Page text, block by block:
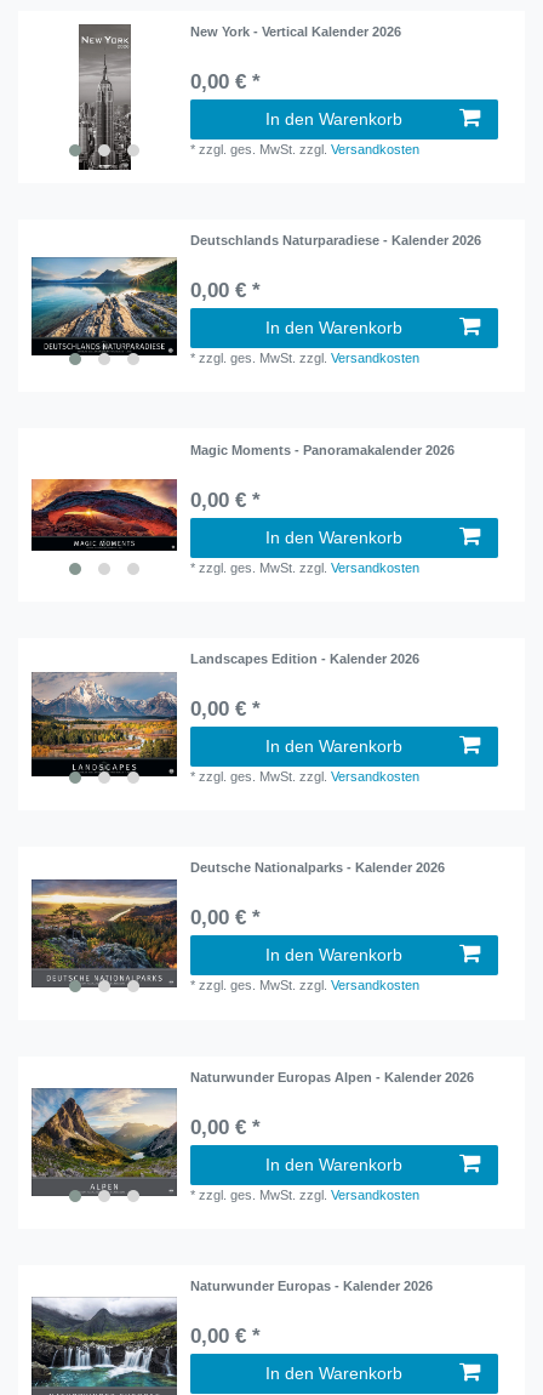
New York - Vertical Kalender 2026
0,00 € *
In den Warenkorb
*zzgl. ges. MwSt. zzgl.Versandkosten
Deutschlands Naturparadiese - Kalender 2026
0,00 € *
In den Warenkorb
*zzgl. ges. MwSt. zzgl.Versandkosten
Magic Moments - Panoramakalender 2026
0,00 € *
In den Warenkorb
*zzgl. ges. MwSt. zzgl.Versandkosten
Landscapes Edition - Kalender 2026
0,00 € *
In den Warenkorb
*zzgl. ges. MwSt. zzgl.Versandkosten
Deutsche Nationalparks - Kalender 2026
0,00 € *
In den Warenkorb
*zzgl. ges. MwSt. zzgl.Versandkosten
Naturwunder Europas Alpen - Kalender 2026
0,00 € *
In den Warenkorb
*zzgl. ges. MwSt. zzgl.Versandkosten
Naturwunder Europas - Kalender 2026
0,00 € *
In den Warenkorb